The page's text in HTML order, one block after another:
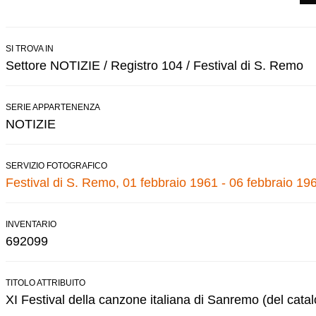
SI TROVA IN
Settore NOTIZIE / Registro 104 / Festival di S. Remo
SERIE APPARTENENZA
NOTIZIE
SERVIZIO FOTOGRAFICO
Festival di S. Remo, 01 febbraio 1961 - 06 febbraio
INVENTARIO
692099
TITOLO ATTRIBUITO
XI Festival della canzone italiana di Sanremo (del